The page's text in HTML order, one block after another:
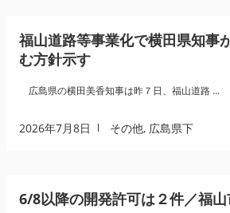
福山道路等事業化で横田県知事
む方針示す
広島県の横田美香知事は昨７日、福山道路 …
2026年7月8日 その他, 広島県下
6/8以降の開発許可は２件／福